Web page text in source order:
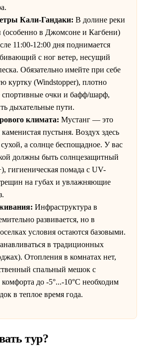
Кали-Гандаки: В долине реки
(особенно в Джомсоне и Кагбени)
11:00-12:00 дня поднимается
с ног ветер, несущий
Обязательно имейте при себе
куртку (Windstopper), плотно
очки и бафф/шарф,
дыхательные пути.
климата: Мустанг — это
пустыня. Воздух здесь
а солнце беспощадное. У вас
должны быть солнцезащитный
гигиеническая помада с UV-
на губах и увлажняющие
Инфраструктура в
развивается, но в
условия остаются базовыми.
в традиционных
Отопления в комнатах нет,
спальный мешок с
до -5°...-10°C необходим
в теплое время года.
тур?